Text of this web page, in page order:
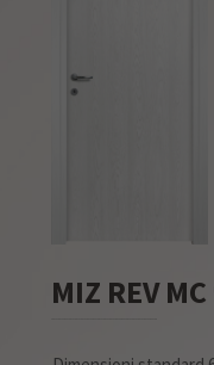
MIZ REV